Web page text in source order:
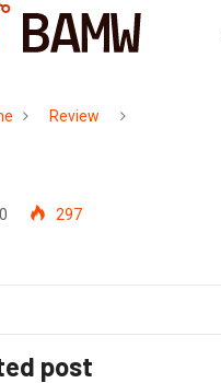
Review
0 297
post